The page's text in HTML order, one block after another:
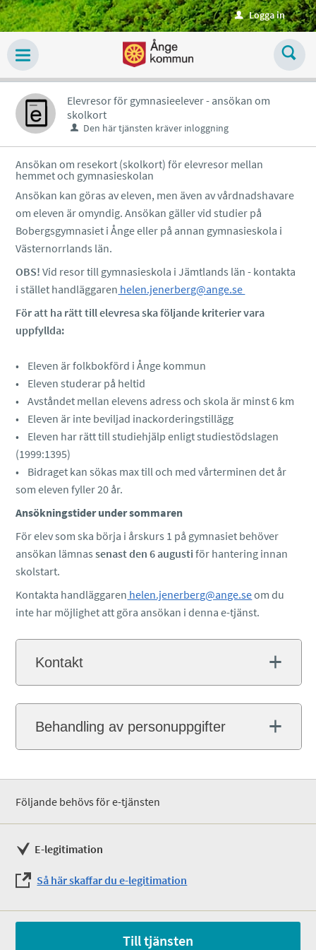
Välkommen
till
tjänster
-
Ånge
kommun
u Logga in
Elevresor för gymnasieelever - ansökan om
skolkort
Den här tjänsten kräver inloggning
Ansökan om resekort (skolkort) för elevresor mellan
hemmet och gymnasieskolan
Ansökan kan göras av eleven, men även av vårdnadshavare
om eleven är omyndig. Ansökan gäller vid studier på
Bobergsgymnasiet i Ånge eller på annan gymnasieskola i
Västernorrlands län.
OBS!Vid resor till gymnasieskola i Jämtlands län - kontakta
i stället handläggaren helen.jenerberg@ange.se
För att ha rätt till elevresa ska följande kriterier vara
uppfyllda:
• Eleven är folkbokförd i Ånge kommun
• Eleven studerar på heltid
• Avståndet mellan elevens adress och skola är minst 6 km
• Eleven är inte beviljad inackorderingstillägg
• Eleven har rätt till studiehjälp enligt studiestödslagen
(1999:1395)
• Bidraget kan sökas max till och med vårterminen det år
som eleven fyller 20 år.
Ansökningstider under sommaren
För elev som ska börja i årskurs 1 på gymnasiet behöver
ansökan lämnassenast den 6 augustiför hantering innan
skolstart.
Kontakta handläggaren helen.jenerberg@ange.seom du
inte har möjlighet att göra ansökan i denna e-tjänst.
Kontakt
Behandling av personuppgifter
Följande behövs för e-tjänsten
E-legitimation
Så här skaffar du e-legitimation
Till tjänsten